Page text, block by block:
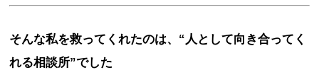
そんな私を救ってくれたのは、“人として向き合ってく
れる相談所”でした